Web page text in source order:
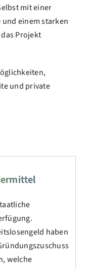
mit einer
einem starken
Projekt
und private
haben
welche